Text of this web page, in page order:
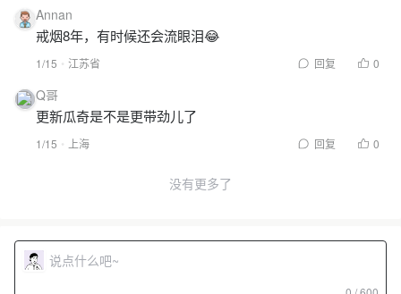
Annan
戒烟8年，有时候还会流眼泪😂
1/15 江苏省 回复 0
Q哥
更新瓜奇是不是更带劲儿了
1/15 上海 回复 0
没有更多了